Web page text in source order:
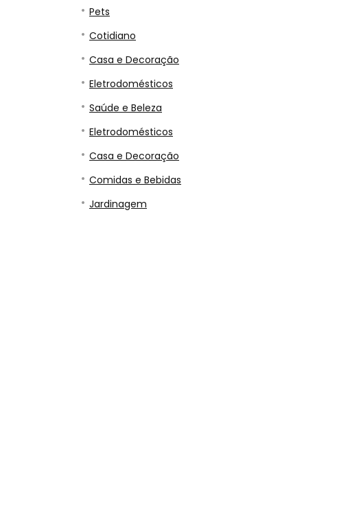
Pets
Cotidiano
Casa e Decoração
Eletrodomésticos
Saúde e Beleza
Eletrodomésticos
Casa e Decoração
Comidas e Bebidas
Jardinagem